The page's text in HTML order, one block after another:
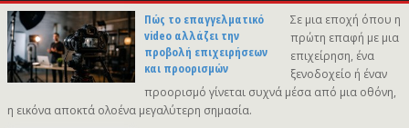
Πώς το επαγγελματικό
video αλλάζει την
προβολή επιχειρήσεων
και προορισμών
Σε μια εποχή όπου η
πρώτη επαφή με μια
επιχείρηση, ένα
ξενοδοχείο ή έναν
προορισμό γίνεται συχνά μέσα από μια οθόνη,
η εικόνα αποκτά ολοένα μεγαλύτερη σημασία.